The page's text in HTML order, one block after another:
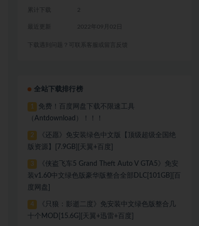
累计下载 2
最近更新 2022年09月02日
下载遇到问题？可联系客服或留言反馈
全站下载排行榜
1
免费！百度网盘下载不限速工具
（Antdownload）！！！
2
《还愿》免安装绿色中文版【顶级超级全国绝
版资源】[7.9GB][天翼+百度]
3
《侠盗飞车5 Grand Theft Auto V GTA5》免安
装v1.60中文绿色版豪华版整合全部DLC[101GB][百
度网盘]
4
《只狼：影逝二度》免安装中文绿色版整合几
十个MOD[15.6G][天翼+迅雷+百度]